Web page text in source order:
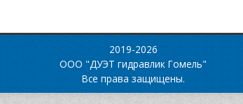
2019-2026
ООО "ДУЭТ гидравлик Гомель"
Все права защищены.